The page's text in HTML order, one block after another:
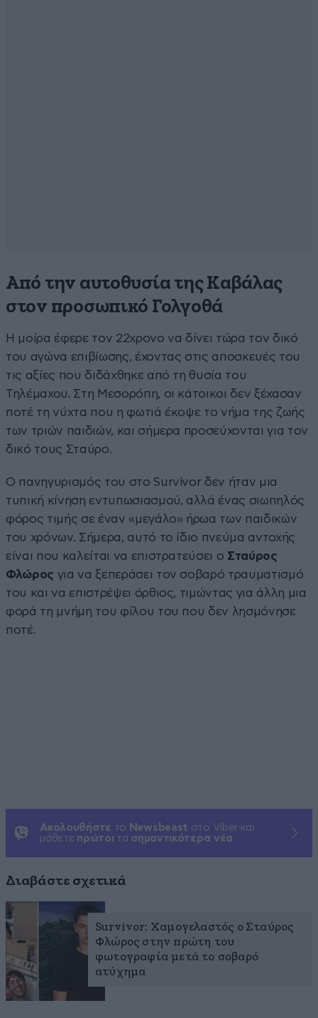
Από την αυτοθυσία της Καβάλας
στον προσωπικό Γολγοθά
Η μοίρα έφερε τον 22χρονο να δίνει τώρα τον δικό
του αγώνα επιβίωσης, έχοντας στις αποσκευές του
τις αξίες που διδάχθηκε από τη θυσία του
Τηλέμαχου. Στη Μεσορόπη, οι κάτοικοι δεν ξέχασαν
ποτέ τη νύχτα που η φωτιά έκοψε το νήμα της ζωής
των τριών παιδιών, και σήμερα προσεύχονται για τον
δικό τους Σταύρο.
Ο πανηγυρισμός του στο Survivor δεν ήταν μια
τυπική κίνηση εντυπωσιασμού, αλλά ένας σιωπηλός
φόρος τιμής σε έναν «μεγάλο» ήρωα των παιδικών
του χρόνων. Σήμερα, αυτό το ίδιο πνεύμα αντοχής
είναι που καλείται να επιστρατεύσει ο Σταύρος
Φλώρος για να ξεπεράσει τον σοβαρό τραυματισμό
του και να επιστρέψει όρθιος, τιμώντας για άλλη μια
φορά τη μνήμη του φίλου του που δεν λησμόνησε
ποτέ.
Ακολουθήστε το Newsbeast στο Viber και
μάθετε πρώτοι τα σημαντικότερα νέα
Διαβάστε σχετικά
Survivor: Χαμογελαστός ο Σταύρος
Φλώρος στην πρώτη του
φωτογραφία μετά το σοβαρό
ατύχημα